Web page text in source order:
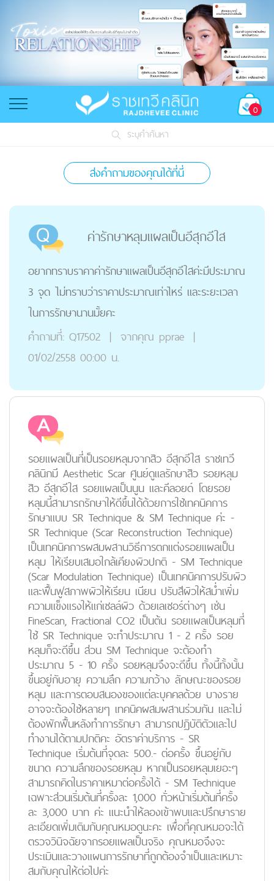
0
ระบุคำค้นหา
ส่งคำถามของคุณได้ที่นี่
ค่ารักษาหลุมแผลเป็นอีสุกอีใส
อยากทราบราคาค่ารักษาแผลเป็นอีสุกอีใสค่ะมีประมาณ
3 จุด ไม่ทราบว่าราคาประมาณเท่าไหร่ และระยะเวลา
ในการรักษานานมั้ยคะ
คำถามที่: Q17502 | จากคุณ pprae |
01/02/2558 00:00 น.
รอยแผลเป็นที่เป็นรอยหลุมจากสิว อีสุกอีใส ราชเทวี
คลินิกมี Aesthetic Scar ศูนย์ดูแลรักษาสิว รอยหลุม
สิว อีสุกอีใส รอยแผลเป็นนูน และคีลอยด์ โดยรอย
หลุมนี้สามารถรักษาให้ดีขึ้นได้ด้วยการใช้เทคนิคการ
รักษาแบบ SR Technique & SM Technique ค่ะ -
SR Technique (Scar Reconstruction Technique)
เป็นเทคนิคการผสมผสานวิธีการตกแต่งรอยแผลเป็น
หลุม ให้เรียบเสมอใกล้เคียงผิวปกติ - SM Technique
(Scar Modulation Technique) เป็นเทคนิคการปรับผิว
และฟื้นฟูสภาพผิวให้เรียน เนียน ปรับสีผิวให้สม่ำเพิ่ม
ความแข็งแรงให้แก่เซลล์ผิว ด้วยเลเซอร์ต่างๆ เช่น
FineScan, Fractional CO2 เป็นต้น รอยแผลเป็นหลุมที่
ใช้ SR Technique จะทำประมาณ 1 - 2 ครั้ง รอย
หลุมก็จะดีขึ้น ส่วน SM Technique จะต้องทำ
ประมาณ 5 - 10 ครั้ง รอยหลุมจึงจะดีขึ้น ทั้งนี้ทั้งนั้น
ขึ้นอยู่กับอายุ ความลึก ความกว้าง ลักษณะของรอย
หลุม และการตอบสนองของแต่ละบุคคลด้วย บางราย
อาจจะต้องใช้หลายๆ เทคนิคผสมผสานร่วมกัน และไม่
ต้องพักฟื้นหลังทำการรักษา สามารถปฏิบัติตัวและไป
ทำงานได้ตามปกติคะ อัตราค่าบริการ - SR
Technique เริ่มต้นที่จุดละ 500.- ต่อครั้ง ขึ้นอยู่กับ
ขนาด ความลึกของรอยหลุม หากเป็นรอยหลุมเยอะๆ
สามารถคิดในราคาเหมาต่อครั้งได้ - SM Technique
เฉพาะส่วนเริ่มต้นที่ครั้งละ 1,000 ทั่วหน้าเริ่มต้นที่ครั้ง
ละ 3,000 บาท ค่ะ แนะนำให้ลองเข้าพบและปรึกษาราย
ละเอียดเพิ่มเติมกับคุณหมอดูนะคะ เพื่อที่คุณหมอจะได้
ตรวจวินิจฉัยจากรอยแผลเป็นจริง คุณหมอจึงจะ
ประเมินและวางแผนการรักษาที่ถูกต้องจำเป็นและเหมาะ
สมกับคุณให้ต่อไปค่ะ